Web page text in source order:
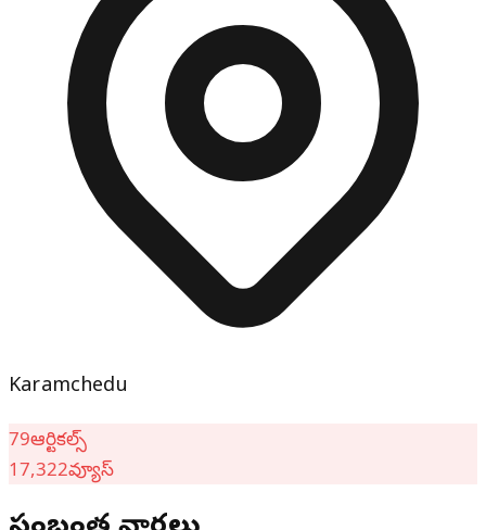
Karamchedu
79ఆర్టికల్స్
17,322వ్యూస్